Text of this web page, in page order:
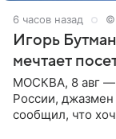
6 часов назад ©
Игорь
мечтает
МОСКВА, 8 авг —
России,
сообщил, что